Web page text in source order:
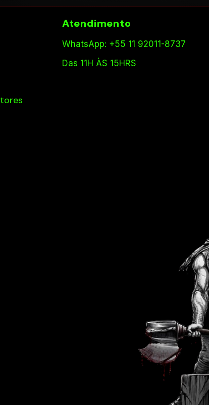
Atendimento
WhatsApp: +55 11 92011-8737
Das 11H ÀS 15HRS